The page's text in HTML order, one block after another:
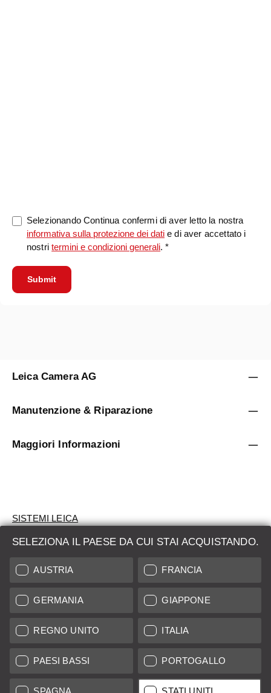
Selezionando Continua confermi di aver letto la nostra
informativa sulla protezione dei dati e di aver accettato i
nostritermini e condizioni generali. *
Submit
SELEZIONA IL PAESE DA CUI STAI ACQUISTANDO.
AUSTRIA FRANCIA
GERMANIA GIAPPONE
REGNO UNITO ITALIA
PAESI BASSI PORTOGALLO
SPAGNA STATI UNITI
Leica Camera AG
Manutenzione & Riparazione
Maggiori Informazioni
SISTEMI LEICA
VALUTAZIONE
CERCHI UN PRODOTTO?
ASTE
PRODOTTI NUOVI
LEICA STORES